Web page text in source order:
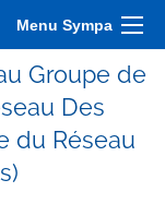
Menu Sympa
Groupe de
Des
du Réseau